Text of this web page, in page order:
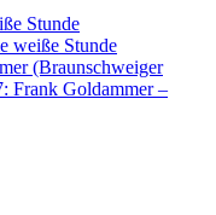
Stunde
weiße Stunde
(Braunschweiger
Frank Goldammer –